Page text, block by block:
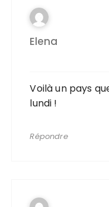
Elena
Voilà un pays
lundi !
Répondre